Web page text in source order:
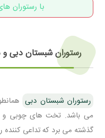
با رستوران
رستوران شبستان دبی
رستوران شبستان دبی
می باشد. تخت های چوبی و
گذشته می برد که تداعی